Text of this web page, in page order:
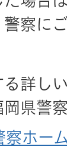
警察に
る詳し
岡県警
察ホー